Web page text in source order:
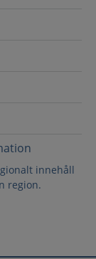
innehåll
region.